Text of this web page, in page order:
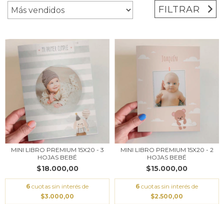
FILTRAR
MINI LIBRO PREMIUM 15X20 - 3
HOJAS BEBÉ
$18.000,00
6 cuotas sin interés de
$3.000,00
MINI LIBRO PREMIUM 15X20 - 2
HOJAS BEBÉ
$15.000,00
6 cuotas sin interés de
$2.500,00